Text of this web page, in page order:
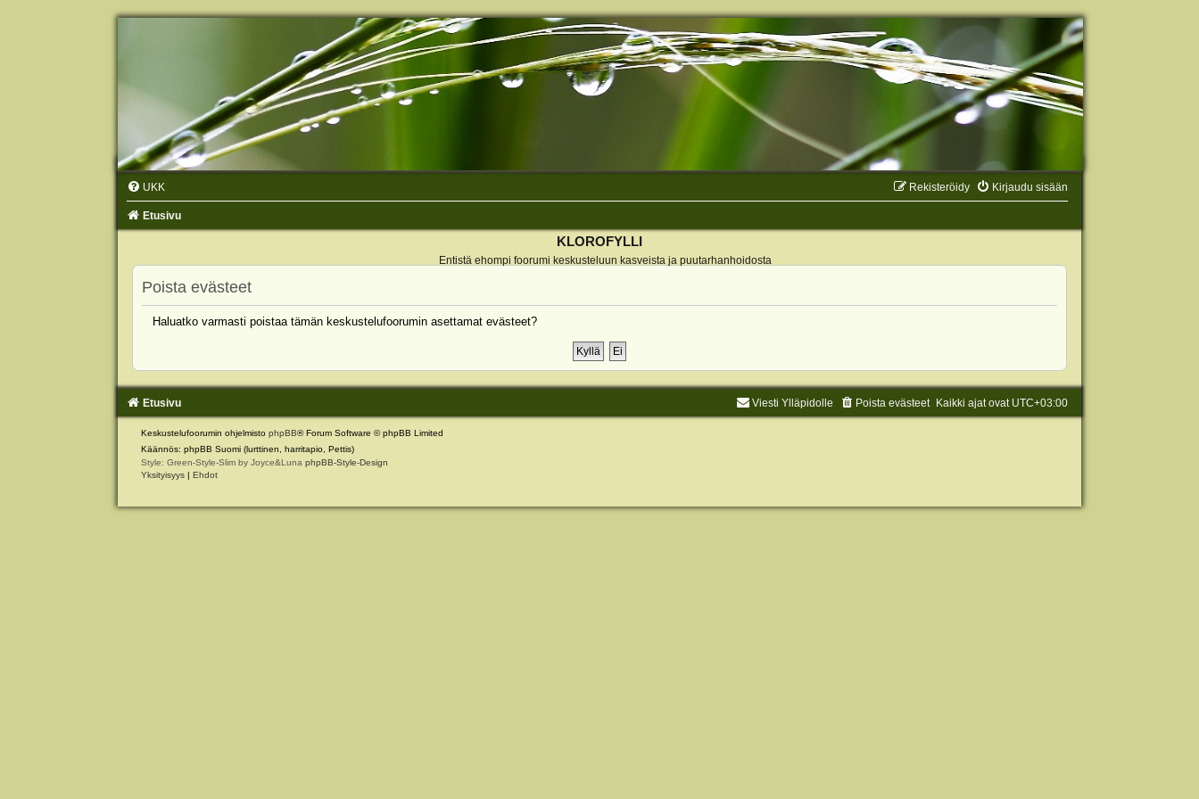
UKK Kirjaudu sisään
Rekisteröidy
Etusivu
KLOROFYLLI
Entistä ehompi foorumi keskusteluun kasveista ja puutarhanhoidosta
Poista evästeet
Haluatko varmasti poistaa tämän keskustelufoorumin asettamat evästeet?
Etusivu Kaikki ajat ovat UTC+03:00
Poista evästeet
Viesti Ylläpidolle
Keskustelufoorumin ohjelmisto phpBB® Forum Software © phpBB Limited
Käännös: phpBB Suomi (lurttinen, harritapio, Pettis)
Style: Green-Style-Slim by Joyce&Luna phpBB-Style-Design
Yksityisyys | Ehdot